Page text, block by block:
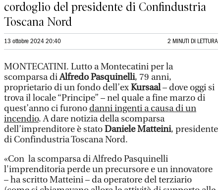
cordoglio del presidente di Confindustria
Toscana Nord
13 ottobre 2024 20:40 2 MINUTI DI LETTURA
MONTECATINI. Lutto a Montecatini per la
scomparsa diAlfredo Pasquinelli, 79 anni,
proprietario di un fondo dell’exKursaal– dove oggi si
trova il locale “Principe” – nel quale a fine marzo di
quest’anno ci furono danni ingenti a causa di un
incendio. A dare notizia della scomparsa
dell’imprenditore è statoDaniele Matteini, presidente
di Confindustria Toscana Nord.
«Con la scomparsa di Alfredo Pasquinelli
l'imprenditoria perde un precursore e un innovatore
– ha scritto Matteini – da operatore del terziario